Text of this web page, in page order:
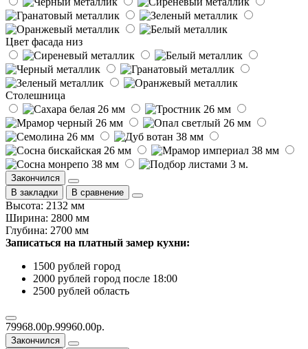
Цвет фасада низ
Столешница
Закончился
В закладки
В сравнение
Высота: 2132 мм
Ширина: 2800 мм
Глубина: 2700 мм
Записаться на платный замер кухни:
1500 рублей город
2000 рублей город после 18:00
2500 рублей область
79968.00р.99960.00р.
Закончился